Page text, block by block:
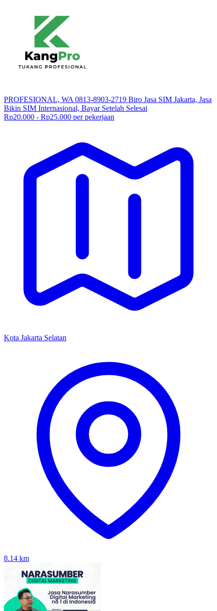
PROFESIONAL, WA 0813-8903-2719 Biro Jasa SIM Jakarta, Jasa
Bikin SIM Internasional, Bayar Setelah Selesai
Rp20.000 - Rp25.000 per pekerjaan
Kota Jakarta Selatan
8.14 km